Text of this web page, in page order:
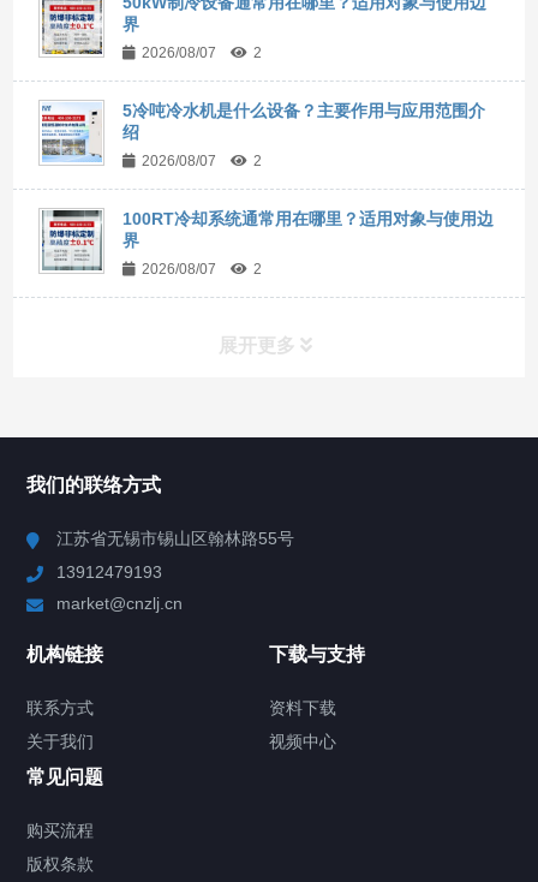
界
2026/08/07 2
5冷吨冷水机是什么设备？主要作用与应用范围介
绍
2026/08/07 2
100RT冷却系统通常用在哪里？适用对象与使用边
界
2026/08/07 2
展开更多
Chiller高精度制冷循环器
TCU温度控制单元
Chiller气体控温系统
我们的联络方式
江苏省无锡市锡山区翰林路55号
13912479193
market@cnzlj.cn
机构链接
联系方式
关于我们
下载与支持
资料下载
视频中心
常见问题
购买流程
版权条款